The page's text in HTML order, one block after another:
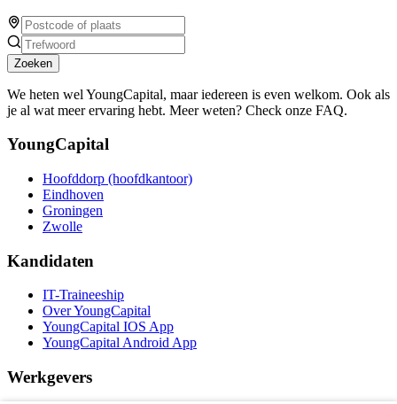
Zoeken
We heten wel YoungCapital, maar iedereen is even welkom. Ook als
je al wat meer ervaring hebt. Meer weten? Check onze FAQ.
YoungCapital
Hoofddorp (hoofdkantoor)
Eindhoven
Groningen
Zwolle
Kandidaten
IT-Traineeship
Over YoungCapital
YoungCapital IOS App
YoungCapital Android App
Werkgevers